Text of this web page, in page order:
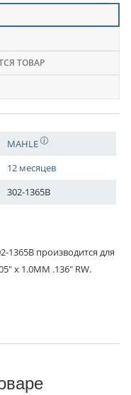
ТОВАР
MAHLE
12 месяцев
302-1365B
производится для
x 1.0MM .136" RW.